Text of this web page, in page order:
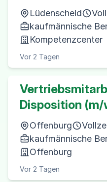
Lüdenscheid
kaufmännische
Kompetenzcenter
Vor 2 Tagen
Disposition
Offenburg
kaufmännische
Offenburg
Vor 2 Tagen